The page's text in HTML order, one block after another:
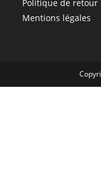
Politique de retour
Mentions légales